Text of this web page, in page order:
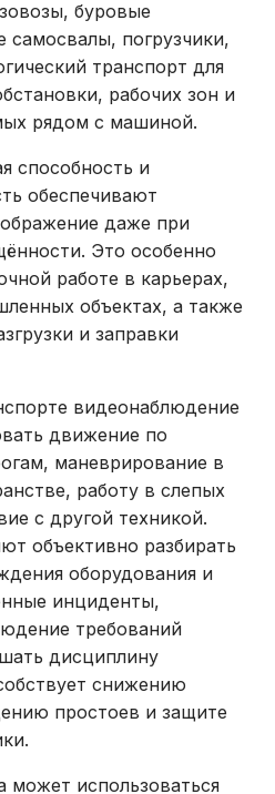
буровые
самосвалы, погрузчики,
транспорт для
рабочих зон и
рядом с машиной.
способность и
обеспечивают
даже при
Это особенно
работе в карьерах,
объектах, а также
и заправки
видеонаблюдение
движение по
маневрирование в
работу в слепых
с другой техникой.
объективно разбирать
оборудования и
инциденты,
требований
дисциплину
снижению
простоев и защите
может использоваться